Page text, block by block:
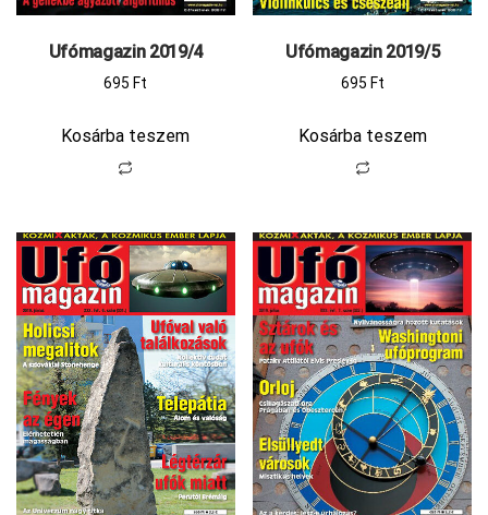
Ufómagazin 2019/4
695 Ft
Kosárba teszem
Ufómagazin 2019/5
695 Ft
Kosárba teszem